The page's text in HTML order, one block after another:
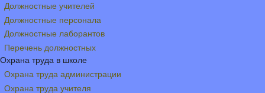
Должностные учителей
Должностные персонала
Должностные лаборантов
Перечень должностных
Охрана труда в школе
Охрана труда администрации
Охрана труда учителя